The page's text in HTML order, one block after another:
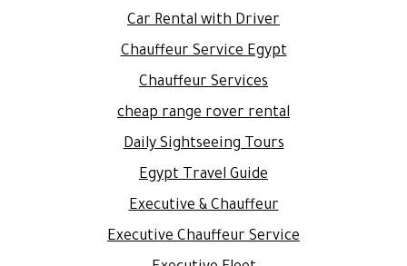
Car Rental with Driver
Chauffeur Service Egypt
Chauffeur Services
cheap range rover rental
Daily Sightseeing Tours
Egypt Travel Guide
Executive & Chauffeur
Executive Chauffeur Service